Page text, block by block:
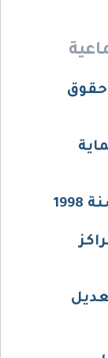
- قانون حقوق
حماية
بشأن مراكز
بشأن تعديل